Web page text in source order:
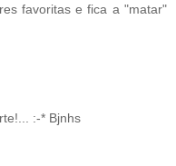
favoritas e fica a "matar"
:-* Bjnhs